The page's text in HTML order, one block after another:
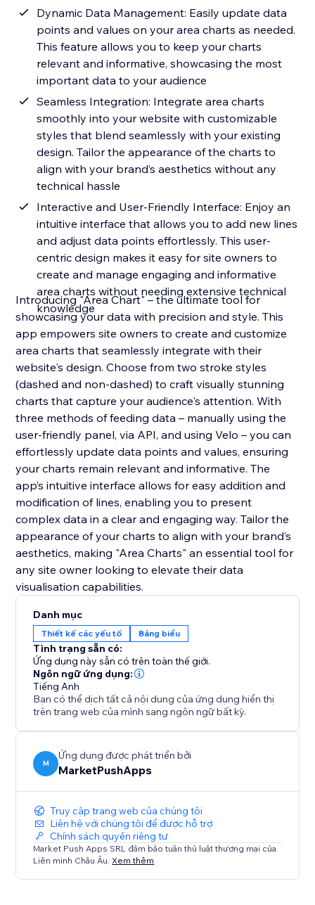
Dynamic Data Management: Easily update data
points and values on your area charts as needed.
This feature allows you to keep your charts
relevant and informative, showcasing the most
important data to your audience
Seamless Integration: Integrate area charts
smoothly into your website with customizable
styles that blend seamlessly with your existing
design. Tailor the appearance of the charts to
align with your brand’s aesthetics without any
technical hassle
Interactive and User-Friendly Interface: Enjoy an
intuitive interface that allows you to add new lines
and adjust data points effortlessly. This user-
centric design makes it easy for site owners to
create and manage engaging and informative
area charts without needing extensive technical
knowledge
Introducing "Area Chart" – the ultimate tool for
showcasing your data with precision and style. This
app empowers site owners to create and customize
area charts that seamlessly integrate with their
website's design. Choose from two stroke styles
(dashed and non-dashed) to craft visually stunning
charts that capture your audience's attention. With
three methods of feeding data – manually using the
user-friendly panel, via API, and using Velo – you can
effortlessly update data points and values, ensuring
your charts remain relevant and informative. The
app’s intuitive interface allows for easy addition and
modification of lines, enabling you to present
complex data in a clear and engaging way. Tailor the
appearance of your charts to align with your brand’s
aesthetics, making "Area Charts" an essential tool for
any site owner looking to elevate their data
visualisation capabilities.
Danh mục
Thiết kế các yếu tố Bảng biểu
Tình trạng sẵn có:
Ứng dụng này sẵn có trên toàn thế giới.
Ngôn ngữ ứng dụng:
Tiếng Anh
Bạn có thể dịch tất cả nội dung của ứng dụng hiển thị
trên trang web của mình sang ngôn ngữ bất kỳ.
M
Ứng dụng được phát triển bởi
MarketPushApps
Truy cập trang web của chúng tôi
Liên hệ với chúng tôi để được hỗ trợ
Chính sách quyền riêng tư
Market Push Apps SRL đảm bảo tuân thủ luật thương mại của
Liên minh Châu Âu. Xem thêm